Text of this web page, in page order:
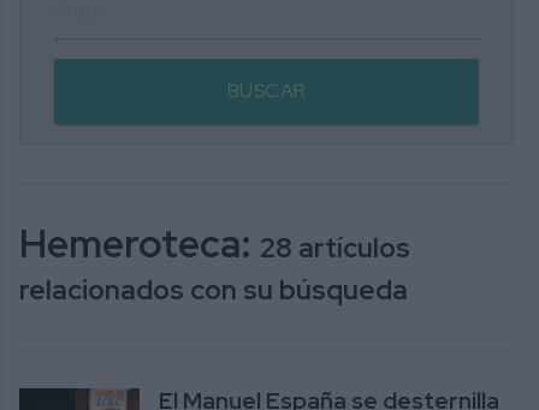
BUSCAR
Hemeroteca: 28 artículos
relacionados con su búsqueda
El Manuel España se desternilla